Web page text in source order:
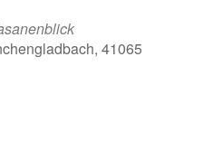
41065